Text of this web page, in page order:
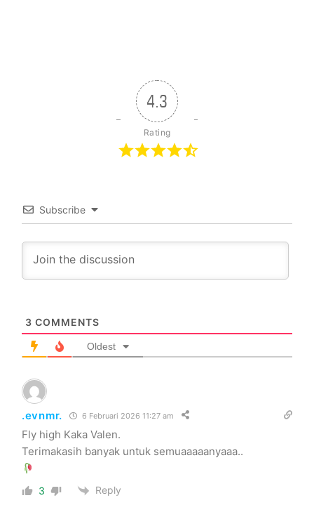
4.3
Rating
Subscribe
3 COMMENTS
Oldest
.evnmr. 6 Februari 2026 11:27 am
Fly high Kaka Valen.
Terimakasih banyak untuk semuaaaaanyaaa..
3 Reply